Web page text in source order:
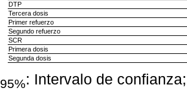
DTP
Tercera dosis
Primer refuerzo
Segundo refuerzo
SCR
Primera dosis
Segunda dosis
95%: Intervalo de